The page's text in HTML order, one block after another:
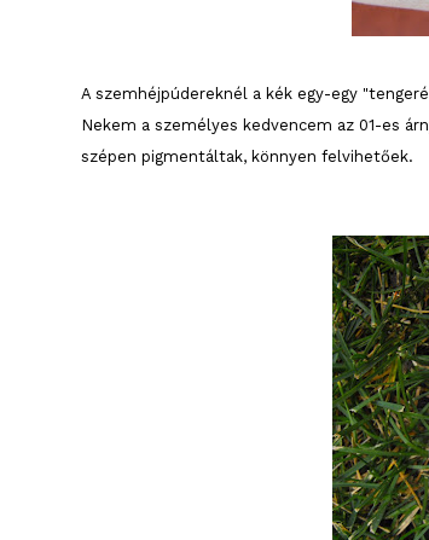
A szemhéjpúdereknél a kék egy-egy
Nekem a személyes kedvencem az 01-es
szépen pigmentáltak, könnyen felvihetőek.